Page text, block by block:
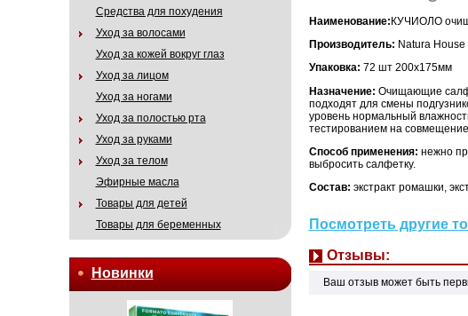
Средства для похудения
Уход за волосами
Уход за кожей вокруг глаз
Уход за лицом
Уход за ногами
Уход за полостью рта
Уход за руками
Уход за телом
Эфирные масла
Товары для детей
Товары для беременных
Новинки
Наименование: КУЧИОЛО
Производитель: Natura
Упаковка: 72 шт 200x175мм
Назначение: Очищающие
подходят для смены
уровень нормальный
тестированием на совмещение
Способ применения: нежно
выбросить салфетку.
Состав: экстракт ромашки,
Посмотреть другие
Отзывы:
Ваш отзыв может быть